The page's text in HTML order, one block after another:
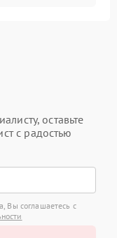
оставьте
с радостью
Вы соглашаетесь с